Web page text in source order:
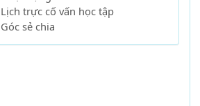
Lịch trực cố vấn học tập
Góc sẻ chia